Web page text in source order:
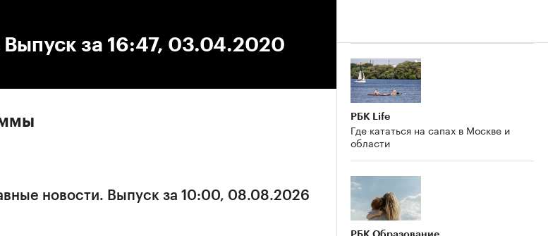
Выпуск за 16:47, 03.04.2020
новости. Выпуск за 10:00, 08.08.2026
РБК Life
Где кататься на сапах в Москве и
области
РБК Образование